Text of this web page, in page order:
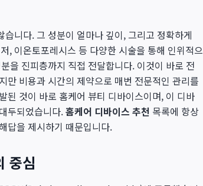
니다. 그 성분이 얼마나 깊이, 그리고 정확하게
, 이온토포레시스 등 다양한 시술을 통해 인위적으
을 진피층까지 직접 전달합니다. 이것이 바로 전
만 비용과 시간의 제약으로 매번 전문적인 관리를
된 것이 바로 홈케어 뷰티 디바이스이며, 이 디바
두되었습니다.홈케어 디바이스 추천 목록에 항상
답을 제시하기 때문입니다.
중심